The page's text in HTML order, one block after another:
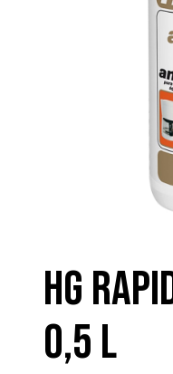
HG
0,5 L